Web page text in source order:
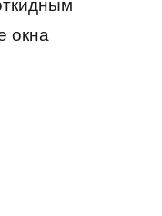
окна